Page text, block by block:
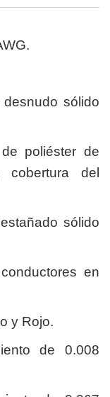
sólido
poliéster de
cobertura del
sólido
en
y Rojo.
de 0.008